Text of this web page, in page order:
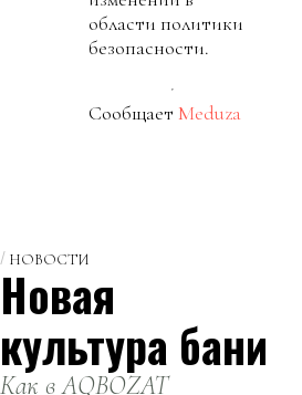
области политики
безопасности.
Сообщает Meduza
НОВОСТИ
Новая
культура бани
Как в AQBOZAT